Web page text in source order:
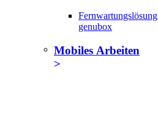
Fernwartungslösung
genubox
Mobiles Arbeiten